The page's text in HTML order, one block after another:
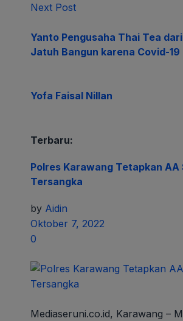
Next Post
Yanto Pengusaha Thai Tea
Jatuh Bangun karena Covid-19
Yofa Faisal Nillan
Terbaru:
Polres Karawang Tetapkan AA
Tersangka
by Aidin
Oktober 7, 2022
0
Mediaseruni.co.id, Karawang –